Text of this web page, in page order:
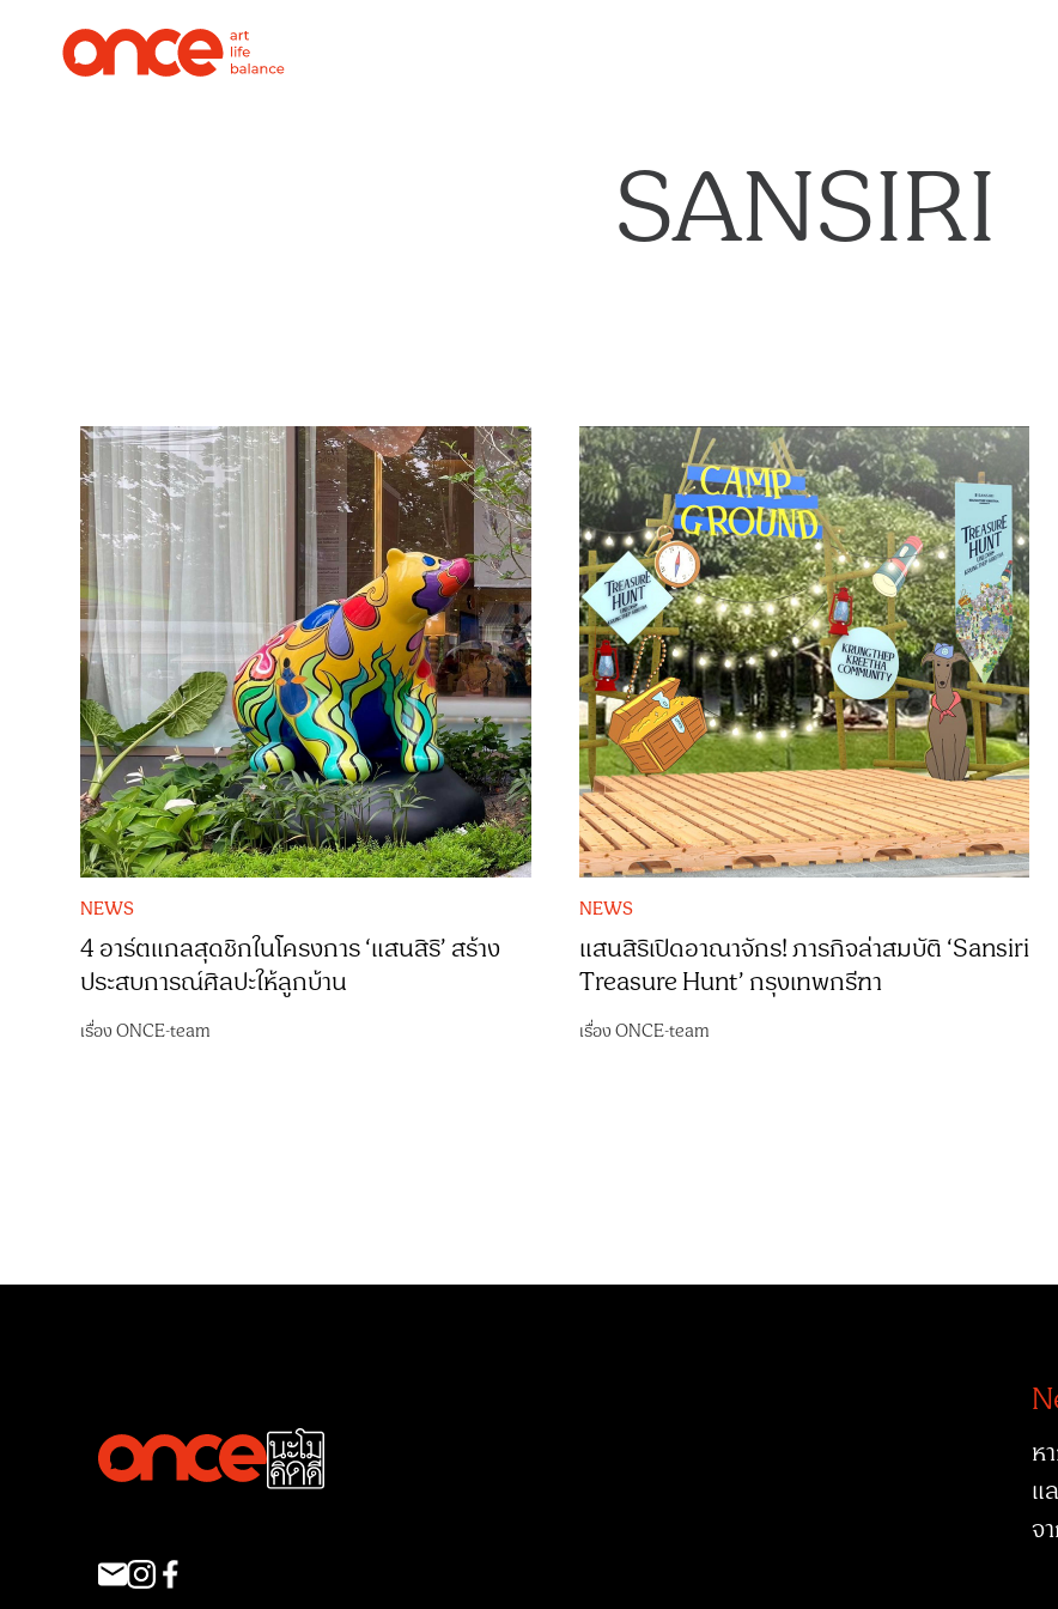
SANSIRI
NEWS
4 อาร์ตแกลสุดชิกในโครงการ ‘แสนสิริ’ สร้าง
ประสบการณ์ศิลปะให้ลูกบ้าน
เรื่องONCE-team
NEWS
แสนสิริเปิดอาณาจักร! ภารกิจล่าสมบัติ ‘Sansiri
Treasure Hunt’ กรุงเทพกรีฑา
เรื่องONCE-team
ห
แ
จ